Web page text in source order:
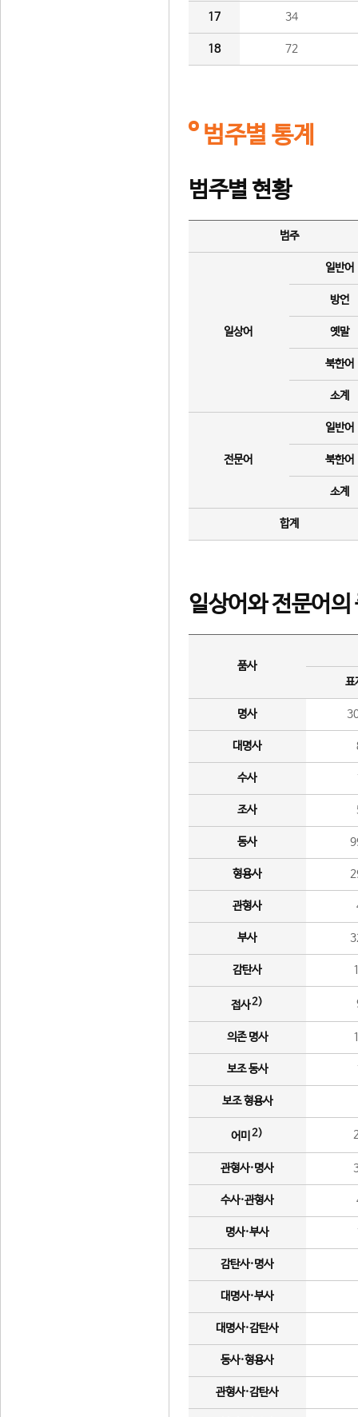
17 34
18 72
범주별 통계
범주별 현황
범주
일상어
일반어
방언
옛말
북한어
소계
전문어
일반어
북한어
소계
합계
일상어와 전문어의
품사
표
명사
대명사
수사
조사
동사
형용사
관형사
부사
감탄사
접사2)
의존 명사
보조 동사
보조 형용사
어미 2)
관형사·명사
수사·관형사
명사·부사
감탄사·명사
대명사·부사
대명사·감탄사
동사·형용사
관형사·감탄사